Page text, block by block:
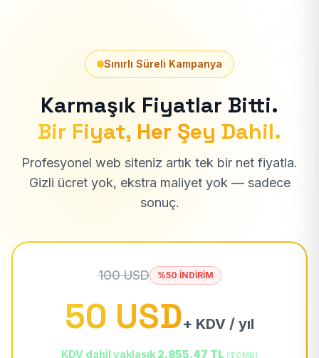
Sınırlı Süreli Kampanya
Karmaşık Fiyatlar Bitti.
Bir Fiyat, Her Şey Dahil.
Profesyonel web siteniz artık tek bir net fiyatla.
Gizli ücret yok, ekstra maliyet yok — sadece
sonuç.
100 USD %50 İNDİRİM
50 USD+ KDV / yıl
KDV dahil yaklaşık 2.855,47 TL (TCMB)